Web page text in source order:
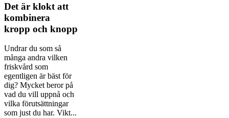
Det är klokt att
kombinera
kropp och knopp
Undrar du som så
många andra vilken
friskvård som
egentligen är bäst för
dig? Mycket beror på
vad du vill uppnå och
vilka förutsättningar
som just du har. ­Vikt...